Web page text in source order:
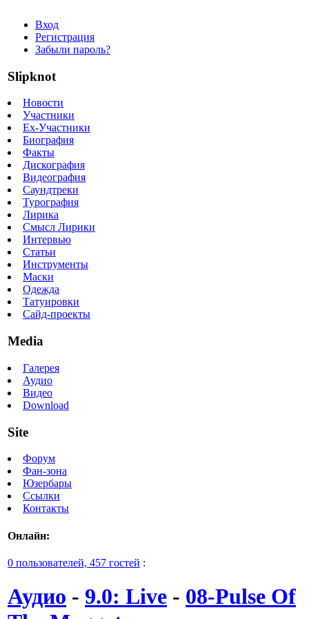
Вход
Регистрация
Забыли пароль?
Slipknot
Новости
Участники
Ex-Участники
Биография
Факты
Дискография
Видеография
Саундтреки
Турография
Лирика
Смысл Лирики
Интервью
Статьи
Инструменты
Маски
Одежда
Татуировки
Сайд-проекты
Media
Галерея
Аудио
Видео
Download
Site
Форум
Фан-зона
Юзербары
Ссылки
Контакты
Онлайн:
0 пользователей, 457 гостей :
Аудио - 9.0: Live - 08-Pulse Of